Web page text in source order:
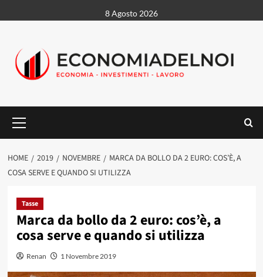
al
8 Agosto 2026
principale
HOME 2019 NOVEMBRE
MARCA DA BOLLO DA 2 EURO: COS’È, A
COSA SERVE E QUANDO SI UTILIZZA
Tasse
Marca da bollo da 2 euro: cos’è, a
cosa serve e quando si utilizza
Renan 1 Novembre 2019